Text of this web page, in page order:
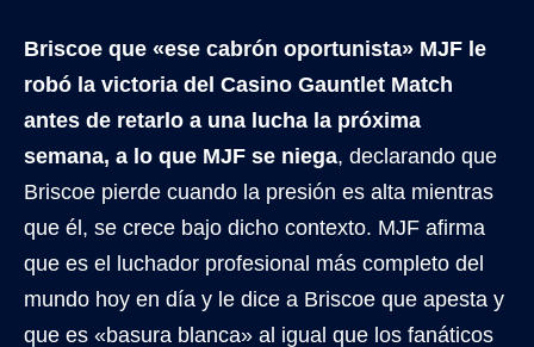
Briscoe que «ese cabrón oportunista» MJF le
robó la victoria del Casino Gauntlet Match
antes de retarlo a una lucha la próxima
semana, a lo que MJF se niega, declarando que
Briscoe pierde cuando la presión es alta mientras
que él, se crece bajo dicho contexto. MJF afirma
que es el luchador profesional más completo del
mundo hoy en día y le dice a Briscoe que apesta y
que es «basura blanca» al igual que los fanáticos